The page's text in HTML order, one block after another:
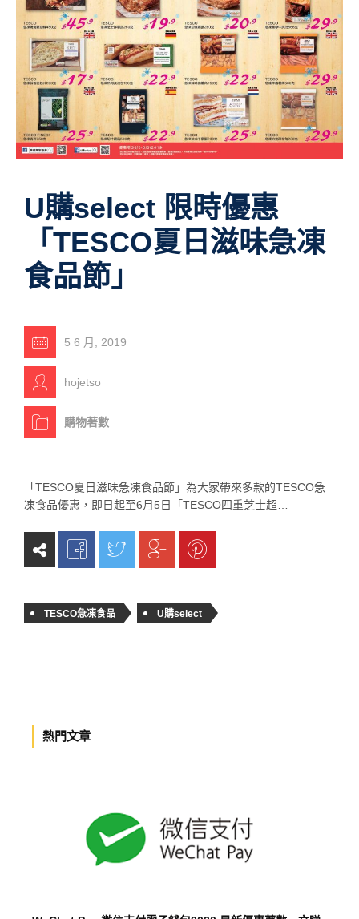
U購select 限時優惠
「TESCO夏日滋味急凍
食品節」
5 6 月, 2019
hojetso
購物著數
「TESCO夏日滋味急凍食品節」為大家帶來多款的TESCO急
凍食品優惠，即日起至6月5日「TESCO四重芝士超…
TESCO急凍食品 U購select
熱門文章